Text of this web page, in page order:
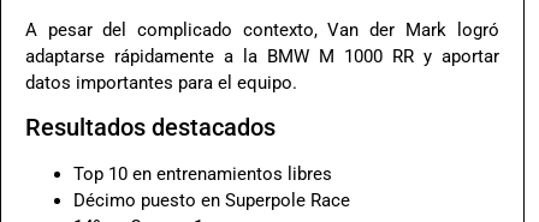
A pesar del complicado contexto, Van der Mark logró
adaptarse rápidamente a la BMW M 1000 RR y aportar
datos importantes para el equipo.
Resultados destacados
Top 10 en entrenamientos libres
Décimo puesto en Superpole Race